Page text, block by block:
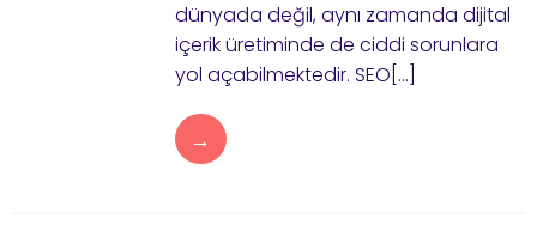
dünyada değil, aynı zamanda dijital
içerik üretiminde de ciddi sorunlara
yol açabilmektedir. SEO[…]
→